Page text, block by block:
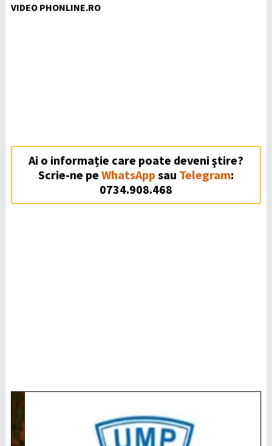
VIDEO PHONLINE.RO
Ai o informație care poate deveni ştire?
Scrie-ne pe WhatsApp sau Telegram:
0734.908.468